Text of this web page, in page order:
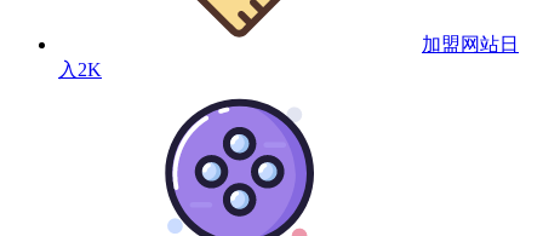
加盟网站日
入2K